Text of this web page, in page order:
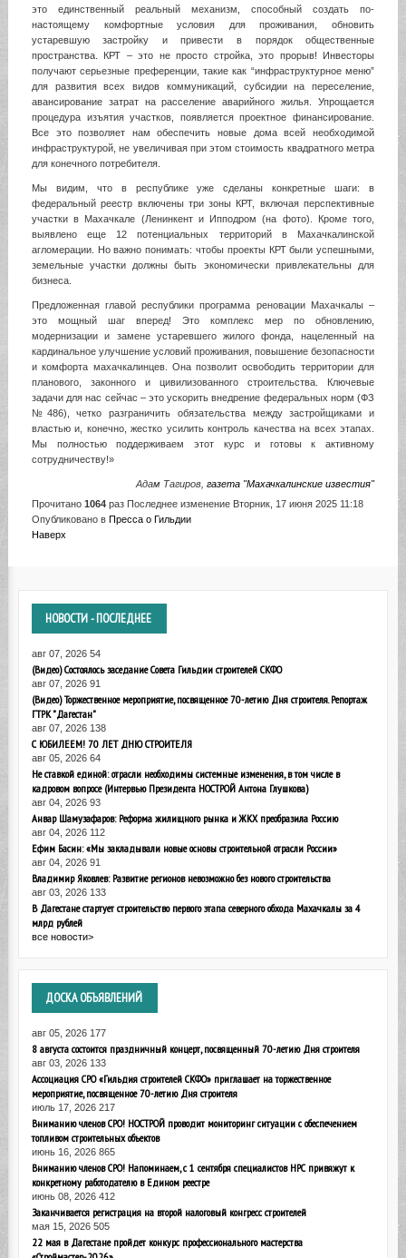
это единственный реальный механизм, способный создать по-
настоящему комфортные условия для проживания, обновить
устаревшую застройку и привести в порядок общественные
пространства. КРТ – это не просто стройка, это прорыв! Инвесторы
получают серьезные преференции, такие как “инфраструктурное меню”
для развития всех видов коммуникаций, субсидии на переселение,
авансирование затрат на расселение аварийного жилья. Упрощается
процедура изъятия участков, появляется проектное финансирование.
Все это позволяет нам обеспечить новые дома всей необходимой
инфраструктурой, не увеличивая при этом стоимость квадратного метра
для конечного потребителя.
Мы видим, что в республике уже сделаны конкретные шаги: в
федеральный реестр включены три зоны КРТ, включая перспективные
участки в Махачкале (Ленинкент и Ипподром (на фото). Кроме того,
выявлено еще 12 потенциальных территорий в Махачкалинской
агломерации. Но важно понимать: чтобы проекты КРТ были успешными,
земельные участки должны быть экономически привлекательны для
бизнеса.
Предложенная главой республики программа реновации Махачкалы –
это мощный шаг вперед! Это комплекс мер по обновлению,
модернизации и замене устаревшего жилого фонда, нацеленный на
кардинальное улучшение условий проживания, повышение безопасности
и комфорта махачкалинцев. Она позволит освободить территории для
планового, законного и цивилизованного строительства. Ключевые
задачи для нас сейчас – это ускорить внедрение федеральных норм (ФЗ
№486), четко разграничить обязательства между застройщиками и
властью и, конечно, жестко усилить контроль качества на всех этапах.
Мы полностью поддерживаем этот курс и готовы к активному
сотрудничеству!»
Адам Тагиров,газета "Махачкалинские известия"
Прочитано 1064раз Последнее изменение Вторник, 17 июня 2025 11:18
Опубликовано в Пресса о Гильдии
Наверх
НОВОСТИ- ПОСЛЕДНЕЕ
авг 07, 2026 54
(Видео) Состоялось заседание Совета Гильдии строителей СКФО
авг 07, 2026 91
(Видео) Торжественное мероприятие, посвященное 70-летию Дня строителя. Репортаж
ГТРК "Дагестан"
авг 07, 2026 138
С ЮБИЛЕЕМ! 70 ЛЕТ ДНЮ СТРОИТЕЛЯ
авг 05, 2026 64
Не ставкой единой: отрасли необходимы системные изменения, в том числе в
кадровом вопросе (Интервью Президента НОСТРОЙ Антона Глушкова)
авг 04, 2026 93
Анвар Шамузафаров: Реформа жилищного рынка и ЖКХ преобразила Россию
авг 04, 2026 112
Ефим Басин: «Мы закладывали новые основы строительной отрасли России»
авг 04, 2026 91
Владимир Яковлев: Развитие регионов невозможно без нового строительства
авг 03, 2026 133
В Дагестане стартует строительство первого этапа северного обхода Махачкалы за 4
млрд рублей
все новости>
ДОСКАОБЪЯВЛЕНИЙ
авг 05, 2026 177
8 августа состоится праздничный концерт, посвященный 70-летию Дня строителя
авг 03, 2026 133
Ассоциация СРО «Гильдия строителей СКФО» приглашает на торжественное
мероприятие, посвященное 70-летию Дня строителя
июль 17, 2026 217
Вниманию членов СРО! НОСТРОЙ проводит мониторинг ситуации с обеспечением
топливом строительных объектов
июнь 16, 2026 865
Вниманию членов СРО! Напоминаем, с 1 сентября специалистов НРС привяжут к
конкретному работодателю в Едином реестре
июнь 08, 2026 412
Заканчивается регистрация на второй налоговый конгресс строителей
мая 15, 2026 505
22 мая в Дагестане пройдет конкурс профессионального мастерства